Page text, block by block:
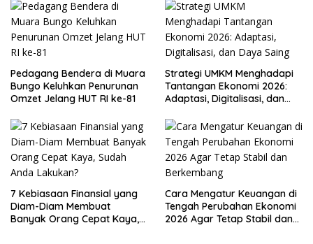
Pedagang Bendera di Muara
Bungo Keluhkan Penurunan
Omzet Jelang HUT RI ke-81
Strategi UMKM Menghadapi
Tantangan Ekonomi 2026:
Adaptasi, Digitalisasi, dan
7 Kebiasaan Finansial yang
Diam-Diam Membuat
Banyak Orang Cepat Kaya,
Cara Mengatur Keuangan di
Tengah Perubahan Ekonomi
2026 Agar Tetap Stabil dan